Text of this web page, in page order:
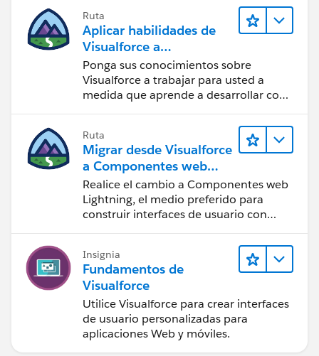
Ruta
Aplicar habilidades de
Visualforce a
componentes Lightning
Ponga sus conocimientos sobre
Visualforce a trabajar para usted a
medida que aprende a desarrollar con
Ruta
Migrar desde Visualforce
a Componentes web
Lightning
Realice el cambio a Componentes web
Lightning, el medio preferido para
construir interfaces de usuario con
Insignia
Fundamentos de
Visualforce
Utilice Visualforce para crear interfaces
de usuario personalizadas para
aplicaciones Web y móviles.